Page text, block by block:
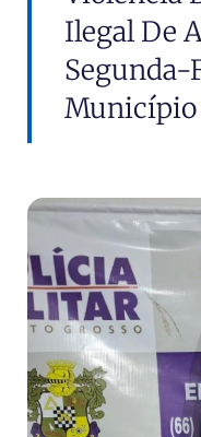
Ilegal De
Segunda-
Município